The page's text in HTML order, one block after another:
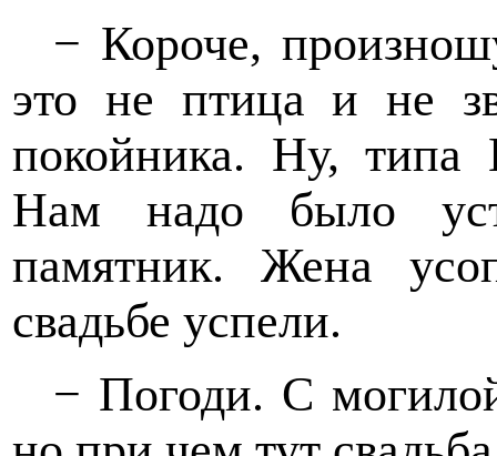
− Короче,
это не птица и не
покойника. Ну, типа
Нам надо было
памятник. Жена
свадьбе успели.
− Погоди. С